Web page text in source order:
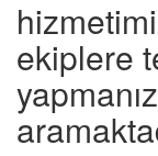
ekiplere